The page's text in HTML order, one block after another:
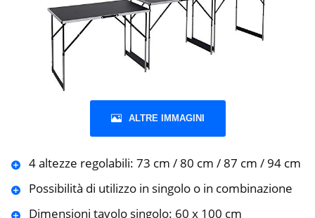
ALTRE IMMAGINI
4 altezze regolabili: 73 cm / 80 cm / 87 cm / 94 cm
Possibilità di utilizzo in singolo o in combinazione
Dimensioni tavolo singolo: 60 x 100 cm